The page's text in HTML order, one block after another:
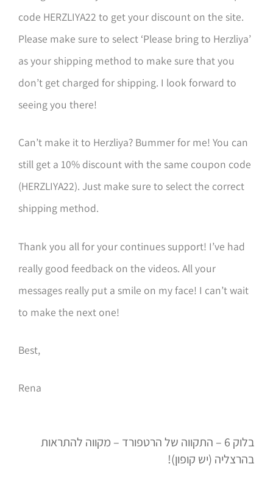
code HERZLIYA22 to get your discount on the site.
Please make sure to select ‘Please bring to Herzliya’
as your shipping method to make sure that you
don’t get charged for shipping. I look forward to
seeing you there!
Can’t make it to Herzliya? Bummer for me! You can
still get a 10% discount with the same coupon code
(HERZLIYA22). Just make sure to select the correct
shipping method.
Thank you all for your continues support! I’ve had
really good feedback on the videos. All your
messages really put a smile on my face! I can’t wait
to make the next one!
Best,
Rena
בלוק 6 – התקווה של הרטפורד – מקווה להתראות
בהרצליה (יש קופון)!